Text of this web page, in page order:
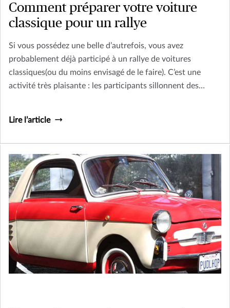
Comment préparer votre voiture
classique pour un rallye
Si vous possédez une belle d’autrefois, vous avez
probablement déjà participé à un rallye de voitures
classiques(ou du moins envisagé de le faire). C’est une
activité très plaisante : les participants sillonnent des
souci, les mécaniciens ne sont jamais bien loin!
Lire l’article